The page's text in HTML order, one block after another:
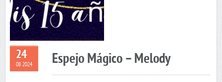
24
08 2024 Espejo Mágico – Melody